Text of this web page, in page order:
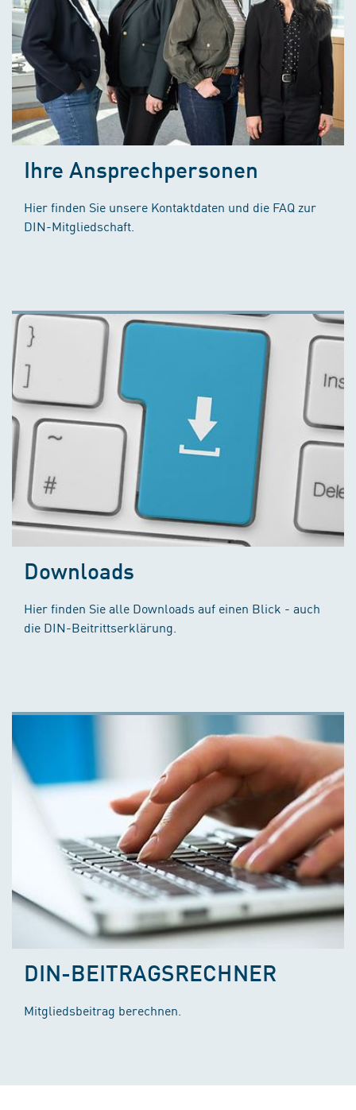
Ihre Ansprechpersonen
Hier finden Sie unsere Kontaktdaten und die FAQ zur
DIN-Mitgliedschaft.
Downloads
Hier finden Sie alle Downloads auf einen Blick - auch
die DIN-Beitrittserklärung.
DIN-BEITRAGSRECHNER
Mitgliedsbeitrag berechnen.